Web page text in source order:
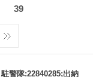
39
駐警隊:22840285;出納